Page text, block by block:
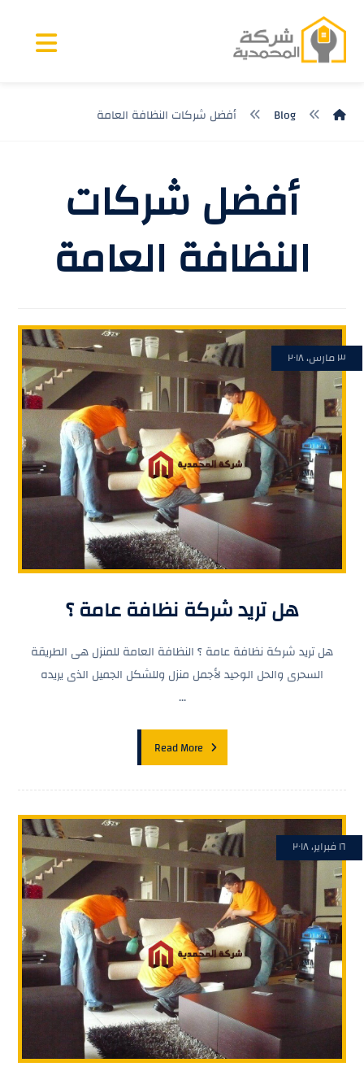
Blog أفضل شركات النظافة العامة
أفضل شركات
النظافة العامة
هل تريد شركة نظافة عامة ؟
٣ مارس، ٢٠١٨
هل تريد شركة نظافة عامة ؟ النظافة العامة للمنزل هى الطريقة
السحرى والحل الوحيد لأجمل منزل وللشكل الجميل الذى يريده
...
Read More
١٦ فبراير، ٢٠١٨